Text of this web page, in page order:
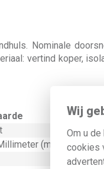
Wij
Om u
cookies
Nominale
vertind koper,
(mm)